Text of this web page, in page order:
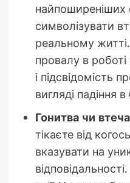
найпоширеніших
символізувати
реальному
провалу в
і підсвідомість
вигляді падіння
Гонитва чи
тікаєте від
вказувати на